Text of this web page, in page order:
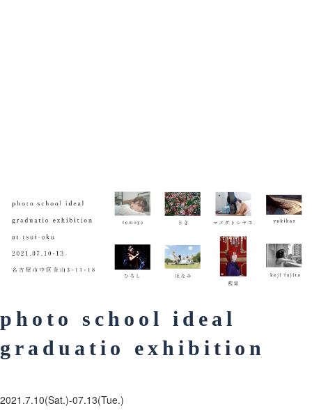
photo school ideal
graduatio exhibition
2021.7.10(Sat.)-07.13(Tue.)